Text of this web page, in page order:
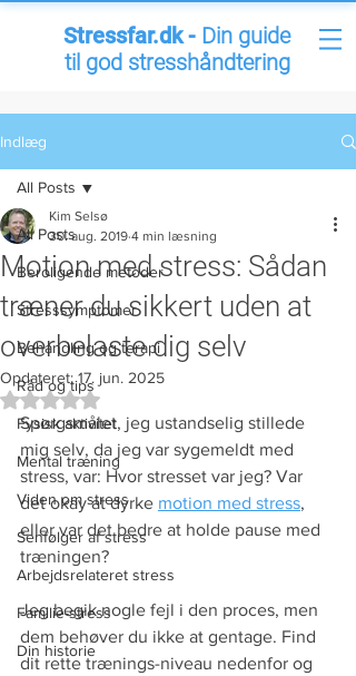
Stressfar.dk - Din guide
til god stresshåndtering
Indlæg
All Posts
Beroligende metoder
Stresssymptomer
Behandling og terapi
Råd og tips
Fysisk aktivitet
Mental træning
Viden om stress
Senfølger af stress
Arbejdsrelateret stress
Familie-stress
Din historie
All Posts
Motion med stress: Sådan
træner du sikkert uden at
overbelaste dig selv
Kim Selsø
30. aug. 2019 4 min læsning
Opdateret:17. jun. 2025
Bedømt til NaN ud af 5 stjerner.
Spørgsmålet, jeg ustandselig stillede
mig selv, da jeg var sygemeldt med
stress, var: Hvor stresset var jeg? Var
det okay at dyrke motion med stress,
eller var det bedre at holde pause med
træningen?
Jeg begik nogle fejl i den proces, men
dem behøver du ikke at gentage. Find
dit rette trænings-niveau nedenfor og